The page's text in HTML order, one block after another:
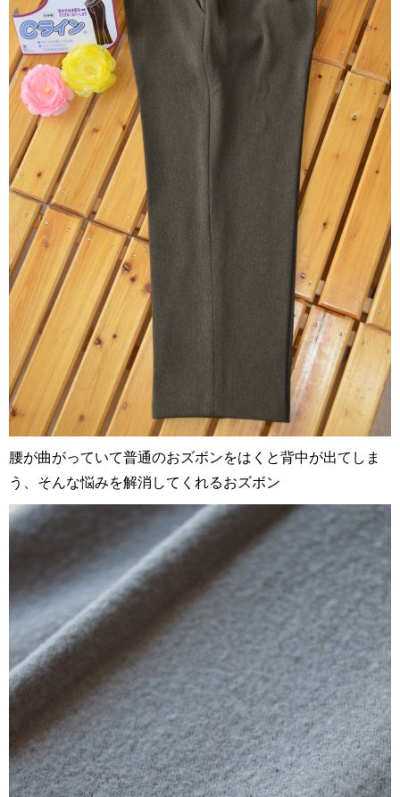
腰が曲がっていて普通のおズボンをはくと背中が出てしま
う、そんな悩みを解消してくれるおズボン